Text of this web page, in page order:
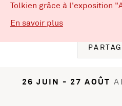
ACTIVITÉS
26 JUIN - 27 AOÛT
Tolkien grâce à l'exposition
En savoir plussur Le Chant